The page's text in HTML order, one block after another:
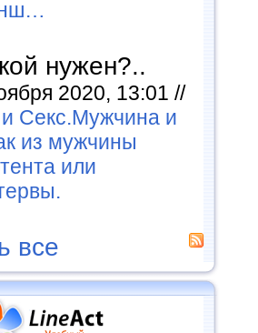
нужен?..
2020, 13:01 //
Секс.Мужчина и
из мужчины
или
все